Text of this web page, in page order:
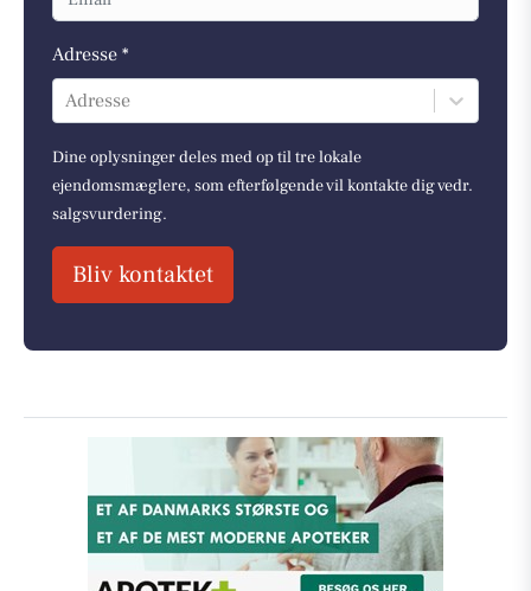
Adresse *
Adresse
Dine oplysninger deles med op til tre lokale
ejendomsmæglere, som efterfølgende vil kontakte dig vedr.
salgsvurdering.
Bliv kontaktet